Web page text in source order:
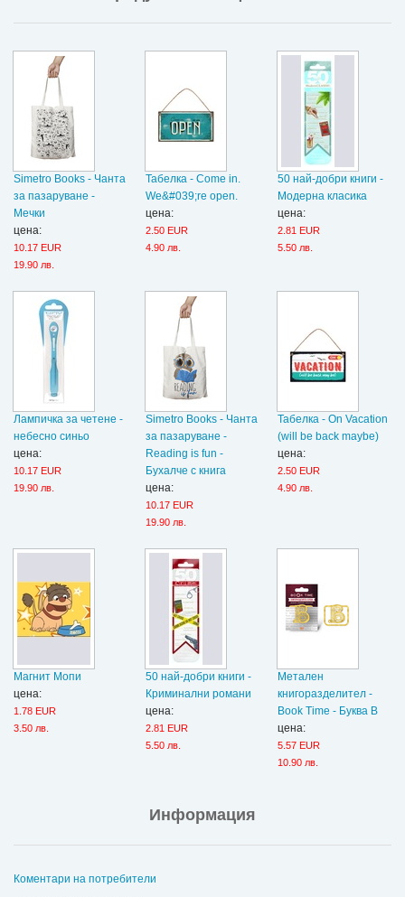
Simetro Books - Чанта
за пазаруване -
Мечки
цена:
10.17 EUR
19.90 лв.
Табелка - Come in.
We&#039;re open.
цена:
2.50 EUR
4.90 лв.
50 най-добри книги -
Модерна класика
цена:
2.81 EUR
5.50 лв.
Лампичка за четене -
небесно синьо
цена:
10.17 EUR
19.90 лв.
Simetro Books - Чанта
за пазаруване -
Reading is fun -
Бухалче с книга
цена:
10.17 EUR
19.90 лв.
Табелка - On Vacation
(will be back maybe)
цена:
2.50 EUR
4.90 лв.
Магнит Мопи
цена:
1.78 EUR
3.50 лв.
50 най-добри книги -
Криминални романи
цена:
2.81 EUR
5.50 лв.
Метален
книгоразделител -
Book Time - Буква В
цена:
5.57 EUR
10.90 лв.
Информация
Коментари на потребители